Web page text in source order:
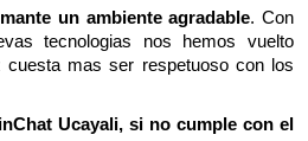
un ambiente agradable. Con
tecnologias nos hemos vuelto
mas ser respetuoso con los
Ucayali, si no cumple con el